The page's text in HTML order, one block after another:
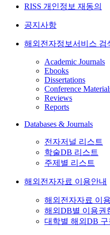
RISS 개인정보 재동의
공지사항
해외전자정보서비스 검
Academic Journals
Ebooks
Dissertations
Conference
Reviews
Reports
Databases & Journals
전자저널 리스트
학술DB 리스트
주제별 리스트
해외전자자료 이용안내
해외전자자료 이
해외DB별 이용권
대학별 해외DB